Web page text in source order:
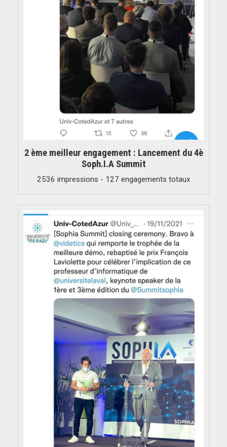
2 ème meilleur engagement : Lancement du 4è
Soph.I.A Summit
2536 impressions - 127 engagements totaux